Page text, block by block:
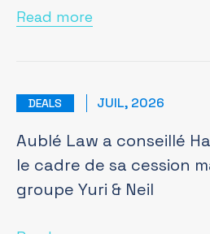
Read more
DEALS JUIL, 2026
Aublé Law a conseillé
le cadre de sa cession
groupe Yuri & Neil